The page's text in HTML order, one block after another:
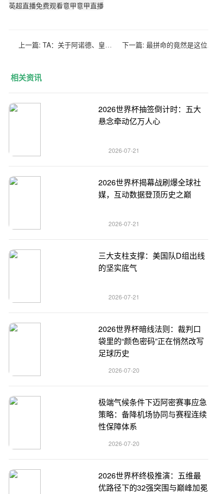
英超直播免费观看意甲意甲直播
上一篇: TA：关于阿诺德、皇马和世俱杯的最新消息 下一篇: 最拼命的竟然是这位底薪老将，这对于掘金真是一件讽刺的事情？
相关资讯
2026世界杯抽签倒计时：五大
悬念牵动亿万人心
2026-07-21
2026世界杯揭幕战刷爆全球社
媒，互动数据登顶历史之巅
2026-07-21
三大支柱支撑：美国队D组出线
的坚实底气
2026-07-21
2026世界杯暗线法则：裁判口
袋里的“颜色密码”正在悄然改写
足球历史
2026-07-20
极端气候条件下迈阿密赛事应急
策略：备降机场协同与赛程连续
性保障体系
2026-07-20
2026世界杯终极推演：五维最
优路径下的32强突围与巅峰加冕